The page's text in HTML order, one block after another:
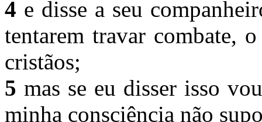
4 e disse a seu
tentarem travar combate,
cristãos;
5 mas se eu disser isso
minha consciência não